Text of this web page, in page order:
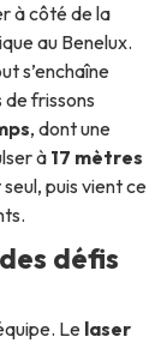
à côté de la
au Benelux.
s’enchaîne
frissons
, dont une
à 17 mètres
puis vient ce
défis
Le laser